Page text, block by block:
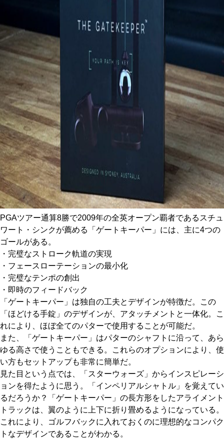
PGAツアー通算8勝で2009年の全英オープン覇者であるスチュ
ワート・シンクが薦める「ゲートキーパー」には、主に4つの
ゴールがある。
・完璧なストローク軌道の実現
・フェースローテーションの最小化
・完璧なテンポの創出
・即時のフィードバック
「ゲートキーパー」は独自の工夫とデザインが特徴だ。この
「ほどける手錠」のデザインが、アタッチメントと一体化。こ
れにより、ほぼ全てのパターで使用することが可能だ。
また、「ゲートキーパー」はパターのシャフトに沿って、あら
ゆる高さで使うこともできる。これらのオプションにより、使
い方もセットアップも非常に簡単だ。
見た目という点では、「スターウォーズ」からインスピレーシ
ョンを得たように思う。「インペリアルシャトル」を覚えてい
るだろうか？「ゲートキーパー」の長方形をしたアライメント
トラックは、翼のように上下に折り畳めるようになっている。
これにより、ゴルフバックに入れておくのに理想的なコンパク
トなデザインであることがわかる。